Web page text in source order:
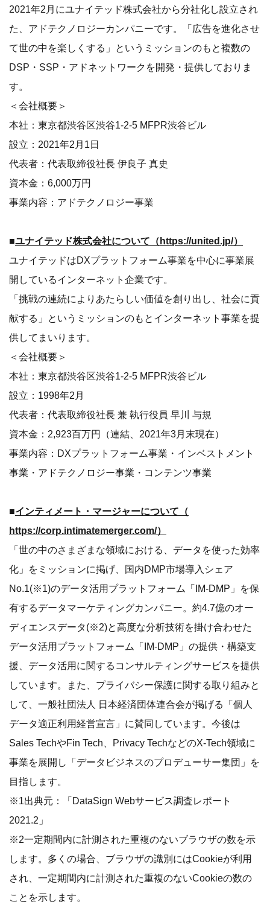
2021年2月にユナイテッド株式会社から分社化し設立され
た、アドテクノロジーカンパニーです。「広告を進化させ
て世の中を楽しくする」というミッションのもと複数の
DSP・SSP・アドネットワークを開発・提供しておりま
す。
＜会社概要＞
本社：東京都渋谷区渋谷1-2-5 MFPR渋谷ビル
設立：2021年2月1日
代表者：代表取締役社長 伊良子 真史
資本金：6,000万円
事業内容：アドテクノロジー事業
■ユナイテッド株式会社について（ https://united.jp/）
ユナイテッドはDXプラットフォーム事業を中心に事業展
開しているインターネット企業です。
「挑戦の連続によりあたらしい価値を創り出し、社会に貢
献する」というミッションのもとインターネット事業を提
供してまいります。
＜会社概要＞
本社：東京都渋谷区渋谷1-2-5 MFPR渋谷ビル
設立：1998年2月
代表者：代表取締役社長 兼 執行役員 早川 与規
資本金：2,923百万円（連結、2021年3月末現在）
事業内容：DXプラットフォーム事業・インベストメント
事業・アドテクノロジー事業・コンテンツ事業
■インティメート・マージャーについて（
https://corp.intimatemerger.com/）
「世の中のさまざまな領域における、データを使った効率
化」をミッションに掲げ、国内DMP市場導入シェア
No.1(※1)のデータ活用プラットフォーム「IM-DMP」を保
有するデータマーケティングカンパニー。約4.7億のオー
ディエンスデータ(※2)と高度な分析技術を掛け合わせた
データ活用プラットフォーム「IM-DMP」の提供・構築支
援、データ活用に関するコンサルティングサービスを提供
しています。また、プライバシー保護に関する取り組みと
して、一般社団法人 日本経済団体連合会が掲げる「個人
データ適正利用経営宣言」に賛同しています。今後は
Sales TechやFin Tech、Privacy TechなどのX-Tech領域に
事業を展開し「データビジネスのプロデューサー集団」を
目指します。
※1出典元：「DataSign Webサービス調査レポート
2021.2」
※2⼀定期間内に計測された重複のないブラウザの数を⽰
します。多くの場合、ブラウザの識別にはCookieが利⽤
され、⼀定期間内に計測された重複のないCookieの数の
ことを⽰します。